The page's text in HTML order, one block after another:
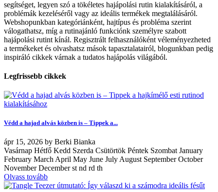
segítséget, legyen szó a tökéletes hajápolási rutin kialakításáról, a
problémák kezeléséről vagy az ideális termékek megtalálásáról.
Webshopunkban kategóriánként, hajtípus és probléma szerint
válogathatsz, míg a rutinajánló funkciónk személyre szabott
hajápolási rutint kínál. Regisztrált felhasználóként véleményezheted
a termékeket és olvashatsz mások tapasztalatairól, blogunkban pedig
inspiráló cikkek várnak a tudatos hajápolás világából.
Legfrissebb cikkek
Védd a hajad alvás közben is – Tippek a...
ápr 15, 2026 by Berki Bianka
Vasárnap Hétfő Kedd Szerda Csütörtök Péntek Szombat January
February March April May June July August September October
November December st nd rd th
Olvass tovább